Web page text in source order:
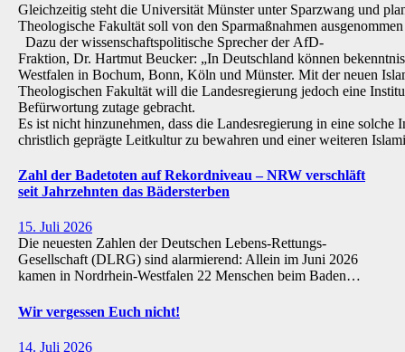
Gleichzeitig steht die Universität Münster unter Sparzwang und
Theologische Fakultät soll von den Sparmaßnahmen
Dazu der wissenschaftspolitische Sprecher der AfD-
Fraktion, Dr. Hartmut Beucker: „In Deutschland können
Westfalen in Bochum, Bonn, Köln und Münster. Mit der neuen
Theologischen Fakultät will die Landesregierung jedoch eine
Befürwortung zutage gebracht.
Es ist nicht hinzunehmen, dass die Landesregierung in eine
christlich geprägte Leitkultur zu bewahren und einer weiteren
Zahl der Badetoten auf Rekordniveau – NRW verschläft
seit Jahrzehnten das Bädersterben
15. Juli 2026
Die neuesten Zahlen der Deutschen Lebens-Rettungs-
Gesellschaft (DLRG) sind alarmierend: Allein im Juni 2026
kamen in Nordrhein-Westfalen 22 Menschen beim Baden…
Wir vergessen Euch nicht!
14. Juli 2026